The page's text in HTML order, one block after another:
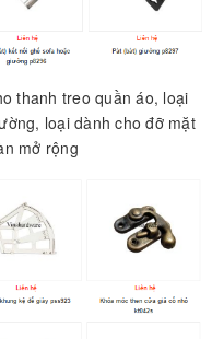
thanh treo quần áo, loại
loại dành cho đỡ mặt
mở rộng